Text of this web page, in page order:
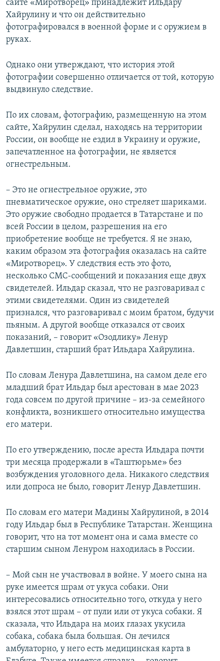
сайте «Миротворец» принадлежит Ильдару
Хайрулину и что он действительно
фотографировался в военной форме и с оружием в
руках.
Однако они утверждают, что история этой
фотографии совершенно отличается от той, которую
выдвинуло следствие.
По их словам, фотографию, размещенную на этом
сайте, Хайрулин сделал, находясь на территории
России, он вообще не ездил в Украину и оружие,
запечатленное на фотографии, не является
огнестрельным.
– Это не огнестрельное оружие, это
пневматическое оружие, оно стреляет шариками.
Это оружие свободно продается в Татарстане и по
всей России в целом, разрешения на его
приобретение вообще не требуется. Я не знаю,
каким образом эта фотография оказалась на сайте
«Миротворец». У следствия есть это фото,
несколько СМС-сообщений и показания еще двух
свидетелей. Ильдар сказал, что не разговаривал с
этими свидетелями. Один из свидетелей
признался, что разговаривал с моим братом, будучи
пьяным. А другой вообще отказался от своих
показаний, – говорит «Озодлику» Ленур
Давлетшин, старший брат Ильдара Хайрулина.
По словам Ленура Давлетшина, на самом деле его
младший брат Ильдар был арестован в мае 2023
года совсем по другой причине – из-за семейного
конфликта, возникшего относительно имущества
его матери.
По его утверждению, после ареста Ильдара почти
три месяца продержали в «Таштюрьме» без
возбуждения уголовного дела. Никакого следствия
или допроса не было, говорит Ленур Давлетшин.
По словам его матери Мадины Хайрулиной, в 2014
году Ильдар был в Республике Татарстан. Женщина
говорит, что на тот момент она и сама вместе со
старшим сыном Ленуром находилась в России.
– Мой сын не участвовал в войне. У моего сына на
руке имеется шрам от укуса собаки. Они
интересовались относительно того, откуда у него
взялся этот шрам – от пули или от укуса собаки. Я
сказала, что Ильдара на моих глазах укусила
собака, собака была большая. Он лечился
амбулаторно, у него есть медицинская карта в